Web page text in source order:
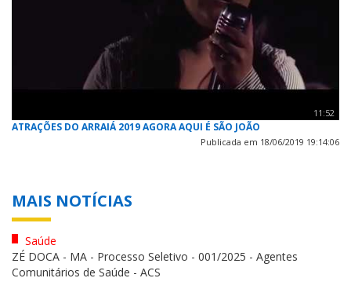
11:52
ATRAÇÕES DO ARRAIÁ 2019 AGORA AQUI É SÃO JOÃO
Publicada em 18/06/2019 19:14:06
MAIS NOTÍCIAS
Saúde
ZÉ DOCA - MA - Processo Seletivo - 001/2025 - Agentes
Comunitários de Saúde - ACS